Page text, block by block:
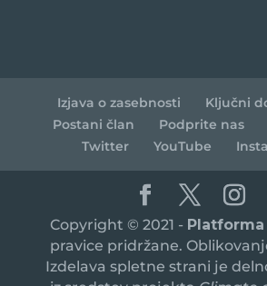
Izjava o zasebnosti
Ključni
Postani član
Podprite nas
Twitter
YouTube
Copyright © 2021 - Platforma
pravice pridržane.
Izdelava spletne strani je